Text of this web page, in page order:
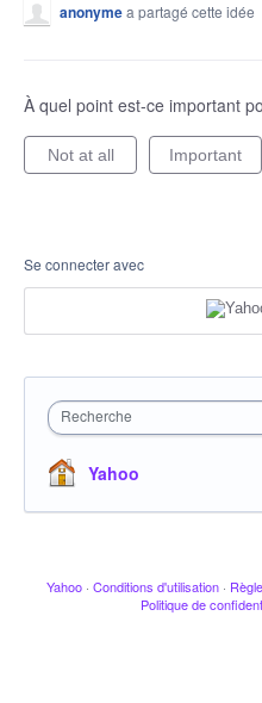
anonymea partagé cette idée
À quel point est-ce important
Not at all Important
Se connecter avec
Recherche
Yahoo
Yahoo · Conditions d'utilisation ·
Politique de